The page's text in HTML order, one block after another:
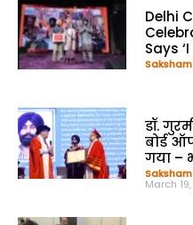
Delhi
Says
Saksham
डॉ.
बोर्ड
गया –
Saksham
March